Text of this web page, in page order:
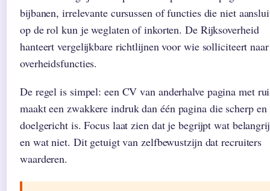
bijbanen, irrelevante cursussen of functies die niet
op de rol kun je weglaten of inkorten. De Rijksoverheid
hanteert vergelijkbare richtlijnen voor wie solliciteert naar
overheidsfuncties.
De regel is simpel: een CV van anderhalve pagina met
maakt een zwakkere indruk dan één pagina die scherp en
doelgericht is. Focus laat zien dat je begrijpt wat
en wat niet. Dit getuigt van zelfbewustzijn dat recruiters
waarderen.